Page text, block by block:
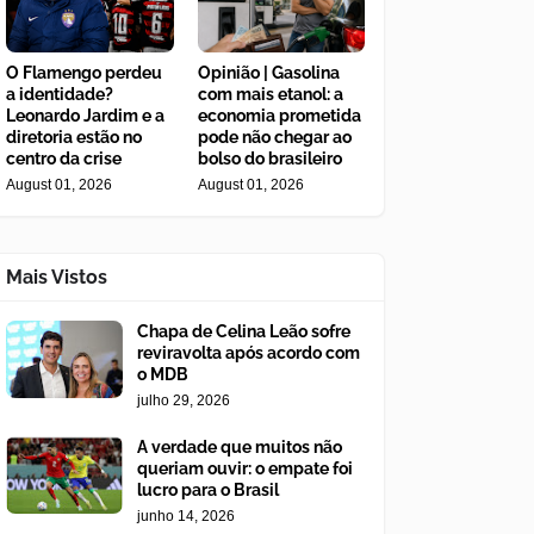
O Flamengo perdeu
a identidade?
Leonardo Jardim e a
diretoria estão no
centro da crise
August 01, 2026
Opinião | Gasolina
com mais etanol: a
economia prometida
pode não chegar ao
bolso do brasileiro
August 01, 2026
Mais Vistos
Chapa de Celina Leão sofre
reviravolta após acordo com
o MDB
julho 29, 2026
A verdade que muitos não
queriam ouvir: o empate foi
lucro para o Brasil
junho 14, 2026